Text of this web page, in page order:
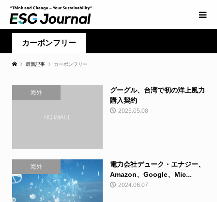
カーボンフリー
最新記事 カーボンフリー
海外
グーグル、台湾で初の洋上風力
購入契約
2025.05.08
海外
電力会社デューク・エナジー、
Amazon、Google、Mic...
2024.06.07